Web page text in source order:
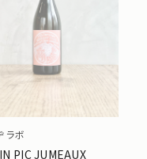
ラボ
PIC JUMEAUX